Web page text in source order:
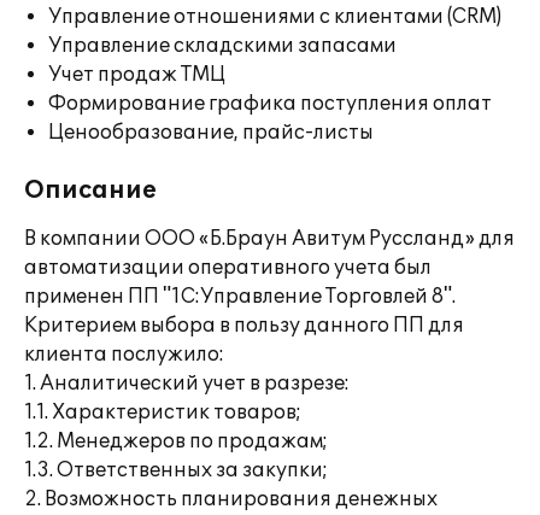
Управление отношениями с клиентами (CRM)
Управление складскими запасами
Учет продаж ТМЦ
Формирование графика поступления оплат
Ценообразование, прайс-листы
Описание
В компании ООО «Б.Браун Авитум Руссланд» для
автоматизации оперативного учета был
применен ПП "1С:Управление Торговлей 8".
Критерием выбора в пользу данного ПП для
клиента послужило:
1. Аналитический учет в разрезе:
1.1. Характеристик товаров;
1.2. Менеджеров по продажам;
1.3. Ответственных за закупки;
2. Возможность планирования денежных